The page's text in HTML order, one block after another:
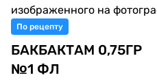
изображенного на
По рецепту
БАКБАКТАМ 0,75ГР
№1 ФЛ